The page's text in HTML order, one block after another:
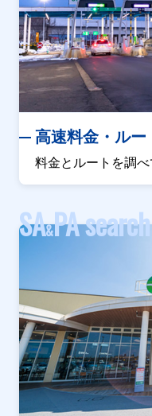
高速料金・ルー
料金とルートを調
SA&PA search